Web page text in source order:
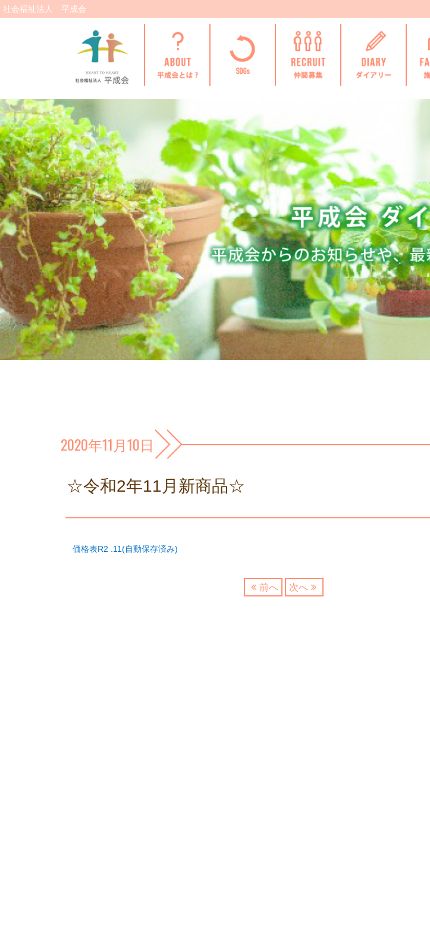
社会福祉法人 平成会
2020年11月10日
☆令和2年11月新商品☆
価格表R2 .11(自動保存済み)
前へ 次へ